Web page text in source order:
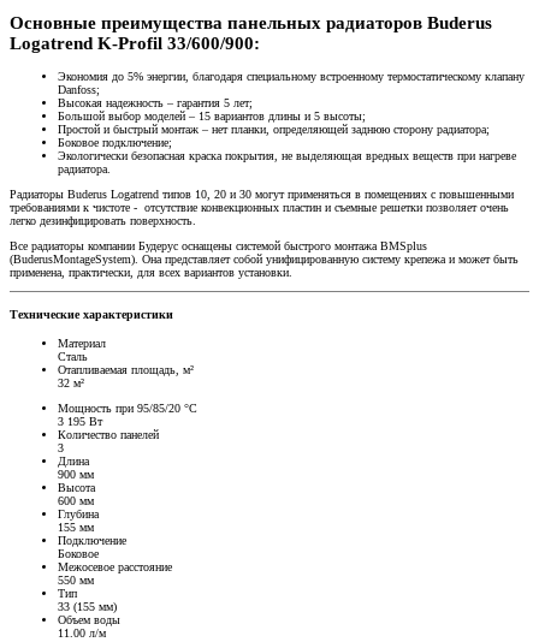
Основные преимущества панельных радиаторов Buderus
Logatrend K-Profil 33/600/900:
Экономия до 5% энергии, благодаря специальному встроенному термостатическому клапану
Danfoss;
Высокая надежность – гарантия 5 лет;
Большой выбор моделей – 15 вариантов длины и 5 высоты;
Простой и быстрый монтаж – нет планки, определяющей заднюю сторону радиатора;
Боковое подключение;
Экологически безопасная краска покрытия, не выделяющая вредных веществ при нагреве
радиатора.
Радиаторы Buderus Logatrend типов 10, 20 и 30 могут применяться в помещениях с повышенными
требованиями к чистоте - отсутствие конвекционных пластин и съемные решетки позволяет очень
легко дезинфицировать поверхность.
Все радиаторы компании Будерус оснащены системой быстрого монтажа BMSplus
(BuderusMontageSystem). Она представляет собой унифицированную систему крепежа и может быть
применена, практически, для всех вариантов установки.
Технические характеристики
Материал
Сталь
Отапливаемая площадь, м²
32 м²
Мощность при 95/85/20 °C
3 195 Вт
Количество панелей
3
Длина
900 мм
Высота
600 мм
Глубина
155 мм
Подключение
Боковое
Межосевое расстояние
550 мм
Тип
33 (155 мм)
Объем воды
11.00 л/м